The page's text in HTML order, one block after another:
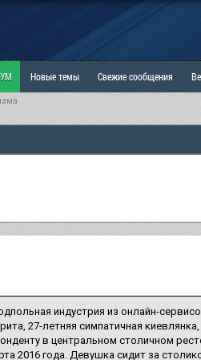
Новые темы Свежие сообщения
индустрия из онлайн-
27-летняя симпатичная
в центральном столичном
2016 года. Девушка сидит за